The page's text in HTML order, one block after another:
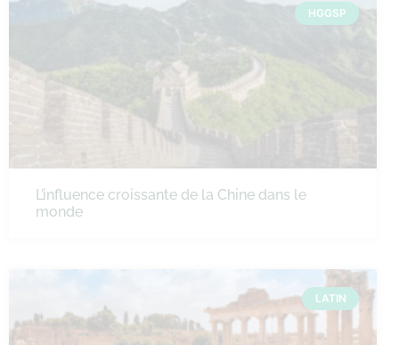
HGGSP
L’influence croissante de la Chine dans le
monde
LATIN